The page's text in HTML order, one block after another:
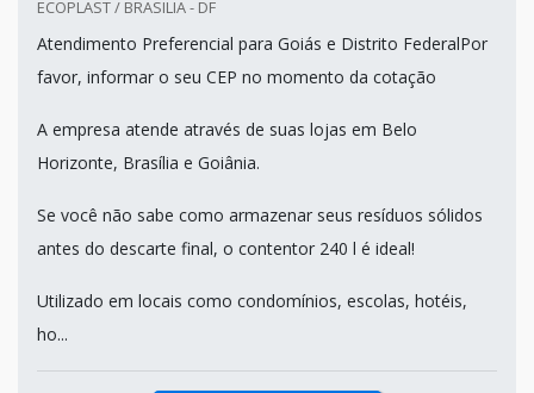
ECOPLAST / BRASILIA - DF
Atendimento Preferencial para Goiás e Distrito FederalPor
favor, informar o seu CEP no momento da cotação
A empresa atende através de suas lojas em Belo
Horizonte, Brasília e Goiânia.
Se você não sabe como armazenar seus resíduos sólidos
antes do descarte final, o contentor 240 l é ideal!
Utilizado em locais como condomínios, escolas, hotéis,
ho...